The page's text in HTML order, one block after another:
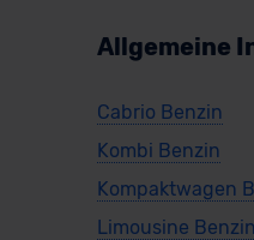
Allgemeine
Cabrio Benzin
Kombi Benzin
Kompaktwagen
Limousine Benzin